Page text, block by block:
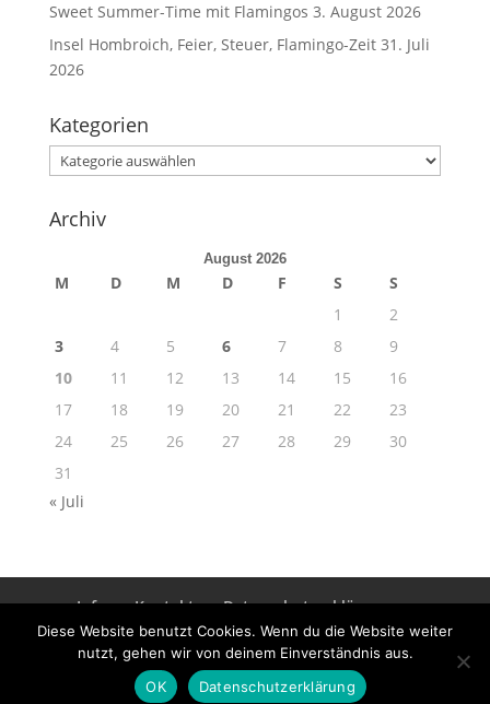
Sweet Summer-Time mit Flamingos 3. August 2026
Insel Hombroich, Feier, Steuer, Flamingo-Zeit 31. Juli
2026
Kategorien
Kategorien
Archiv
August 2026
M D M D F S
S
1
2
3
4 5 6 7 8
9
10
11 12 13 14 15
16
17
18 19 20 21 22
23
24
25 26 27 28 29
30
31
« Juli
Info Kontakt
Datenschutzerklärung
Impressum
Diese Website benutzt Cookies. Wenn du die Website weiter
nutzt, gehen wir von deinem Einverständnis aus.
OK
Datenschutzerklärung